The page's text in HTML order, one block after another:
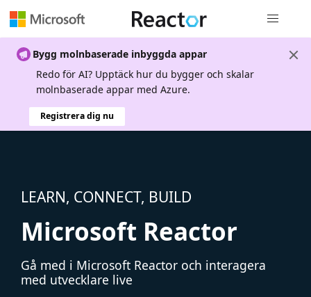
Bygg molnbaserade inbyggda appar
Redo för AI? Upptäck hur du bygger och skalar
molnbaserade appar med Azure.
Registrera dig nu
LEARN, CONNECT, BUILD
Microsoft Reactor
Gå med i Microsoft Reactor och interagera
med utvecklare live